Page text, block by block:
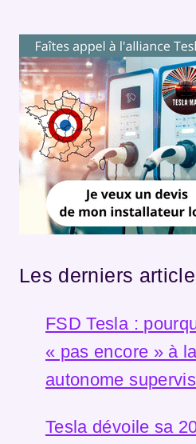
Les derniers
FSD Tesla :
« pas encore » à
autonome
Tesla dévoile sa